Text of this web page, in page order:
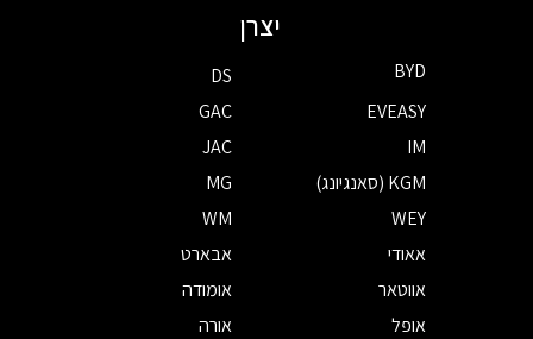
יצרן
BYD
DS
EVEASY
GAC
IM
JAC
KGM (סאנגיונג)
MG
WEY
WM
אאודי
אבארט
אווטאר
אומודה
אופל
אורה